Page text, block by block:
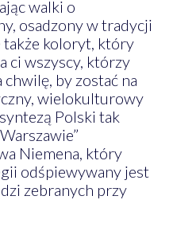
walki o
osadzony w tradycji
także koloryt, który
ci wszyscy, którzy
chwilę, by zostać na
wielokulturowy
Polski tak
Niemena, który
odśpiewywany jest
zebranych przy